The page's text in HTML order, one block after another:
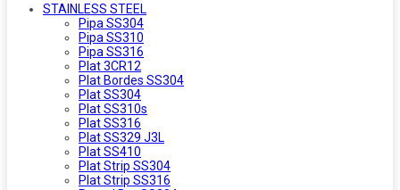
STAINLESS STEEL
Pipa SS304
Pipa SS310
Pipa SS316
Plat 3CR12
Plat Bordes SS304
Plat SS304
Plat SS310s
Plat SS316
Plat SS329 J3L
Plat SS410
Plat Strip SS304
Plat Strip SS316